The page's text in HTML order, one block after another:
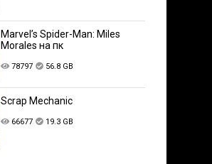
Marvel’s Spider-Man: Miles
Morales на пк
78797 56.8 GB
Scrap Mechanic
66677 19.3 GB